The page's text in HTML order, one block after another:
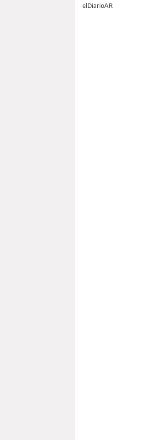
elDiarioAR